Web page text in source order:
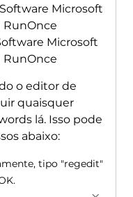
Microsoft
Microsoft
o editor de
quaisquer
lá. Isso pode
abaixo:
tipo "regedit"